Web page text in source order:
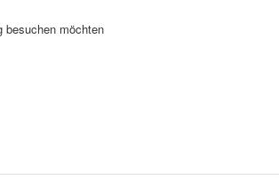
besuchen möchten